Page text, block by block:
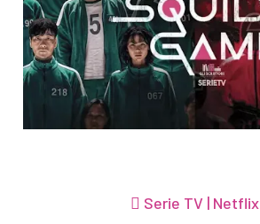
Serie TV | Netflix